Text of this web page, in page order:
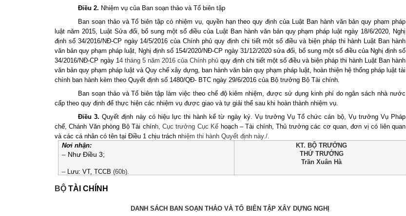
Điều 2. Nhiệm vụ của Ban soạn thảo và Tổ biên tập
Ban soạn thảo và Tổ biên tập có nhiệm vụ, quyền hạn theo quy định của Luật Ban hành văn bản quy phạm pháp
luật năm 2015, Luật Sửa đổi, bổ sung một số điều của Luật Ban hành văn bản quy phạm pháp luật ngày 18/6/2020, Nghị
định số 34/2016/NĐ-CP ngày 14/5/2016 của Chính phủ quy định chi tiết một số điều và biện pháp thi hành Luật Ban hành
văn bản quy phạm pháp luật, Nghị định số 154/2020/NĐ-CP ngày 31/12/2020 sửa đổi, bổ sung một số điều của Nghị định số
34/2016/NĐ-CP ngày 14 tháng 5 năm 2016 của Chính phủ quy định chi tiết một số điều và biện pháp thi hành Luật Ban hành
văn bản quy phạm pháp luật và Quy chế xây dựng, ban hành văn bản quy phạm pháp luật, hoàn thiện hệ thống pháp luật tài
chính ban hành kèm theo Quyết định số 1480/QĐ- BTC ngày 29/6/2016 của Bộ trưởng Bộ Tài chính.
Ban soạn thảo và Tổ biên tập làm việc theo chế độ kiêm nhiệm, được sử dụng kinh phí do ngân sách nhà nước
cấp theo quy định để thực hiện các nhiệm vụ được giao và tự giải thể sau khi hoàn thành nhiệm vụ.
Điều 3. Quyết định này có hiệu lực thi hành kể từ ngày ký. Vụ trưởng Vụ Tổ chức cán bộ, Vụ trưởng Vụ Pháp
chế, Chánh Văn phòng Bộ Tài chính, Cục trưởng Cục Kế hoạch – Tài chính, Thủ trưởng các cơ quan, đơn vị có liên quan
và các cá nhân có tên tại Điều 1 chịu trách nhiệm thi hành Quyết định này./.
Nơi nhận:
– Như Điều 3;
– Lưu: VT,TCCB(60b).
KT. BỘ TRƯỞNG
THỨ TRƯỞNG
Trần Xuân Hà
BỘ TÀI CHÍNH
DANH SÁCH BAN SOẠN THẢO VÀ TỔ BIÊN TẬP XÂY DỰNG NGHỊ